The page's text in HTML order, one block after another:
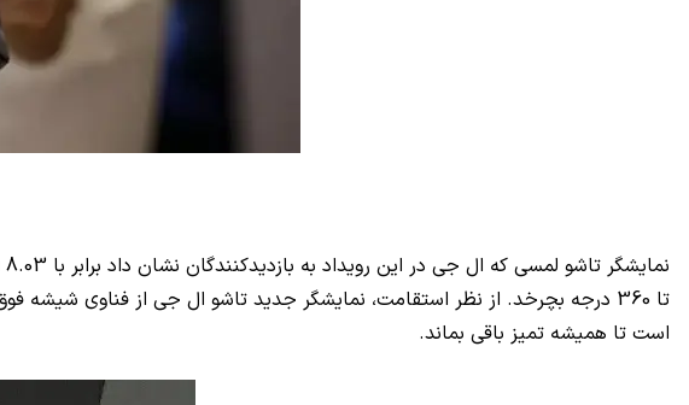
تا 360 درجه بچرخد. از نظر استقامت، نمایشگر جدید تاشو ال جی از فناوی شیشه فوق نازک
است تا همیشه تمیز باقی بماند.